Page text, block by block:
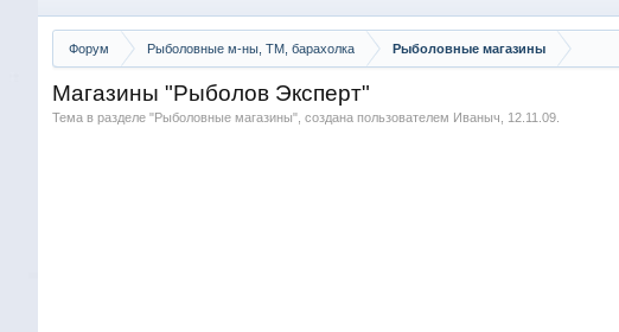
Форум Рыболовные м-ны, ТМ, барахолка Рыболовные магазины
Магазины "Рыболов Эксперт"
Тема в разделе "Рыболовные магазины", создана пользователем Иваныч 12.11.09.